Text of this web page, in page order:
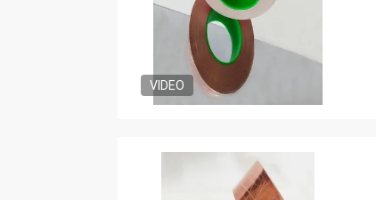
VIDEO